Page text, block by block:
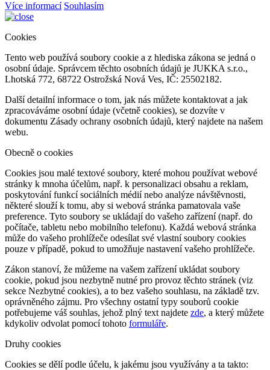
Více informací Souhlasím
Cookies
Tento web používá soubory cookie a z hlediska zákona se jedná o
osobní údaje. Správcem těchto osobních údajů je JUKKA s.r.o.,
Lhotská 772, 68722 Ostrožská Nová Ves, IČ: 25502182.
Další detailní informace o tom, jak nás můžete kontaktovat a jak
zpracováváme osobní údaje (včetně cookies), se dozvíte v
dokumentu Zásady ochrany osobních údajů, který najdete na našem
webu.
Obecně o cookies
Cookies jsou malé textové soubory, které mohou používat webové
stránky k mnoha účelům, např. k personalizaci obsahu a reklam,
poskytování funkcí sociálních médií nebo analýze návštěvnosti,
některé slouží k tomu, aby si webová stránka pamatovala vaše
preference. Tyto soubory se ukládají do vašeho zařízení (např. do
počítače, tabletu nebo mobilního telefonu). Každá webová stránka
může do vašeho prohlížeče odesílat své vlastní soubory cookies
pouze v případě, pokud to umožňuje nastavení vašeho prohlížeče.
Zákon stanoví, že můžeme na vašem zařízení ukládat soubory
cookie, pokud jsou nezbytně nutné pro provoz těchto stránek (viz
sekce Nezbytné cookies), a to bez vašeho souhlasu, na základě tzv.
oprávněného zájmu. Pro všechny ostatní typy souborů cookie
potřebujeme váš souhlas, jehož plný text najdete zde, a který můžete
kdykoliv odvolat pomocí tohoto formuláře.
Druhy cookies
Cookies se dělí podle účelu, k jakému jsou využívány a ta takto: